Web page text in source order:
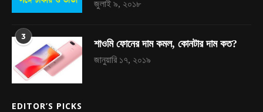
জুলাই ৯, ২০১৮
3
শাওমি ফোনের দাম কমল, কোনটার দাম কত?
জানুয়ারি ১৭, ২০১৯
EDITOR’S PICKS